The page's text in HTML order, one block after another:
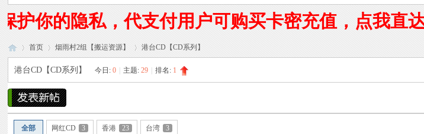
妍姿如水舞雨涵，美人翩然走湖畔。
风雨中的美人啊，纤腰若素玉，乱发似云烟。
雨中邂逅美人笑，花颜如露醉心间。
柳袖轻舞如飞燕，雨中美人恋长衫。
护你的隐私，代支付用户可购买卡密充值，点我直达
烟 »
首页
›
烟雨村2组【搬运资源】 港台CD【CD系列】
港台CD【CD系列】 今日:0 主题:29 排名: 1
全部 网红CD 3 香港 23 台湾 3